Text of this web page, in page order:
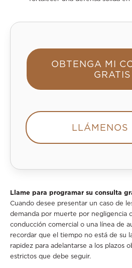
OBTENGA MI
GRATIS
LLÁMENOS
Llame para programar su consulta
Cuando desee presentar un caso de
demanda por muerte por negligencia
conducción comercial o una línea de
recordar que el tiempo no está de su
rapidez para adelantarse a los plazos
estrictos que debe seguir.